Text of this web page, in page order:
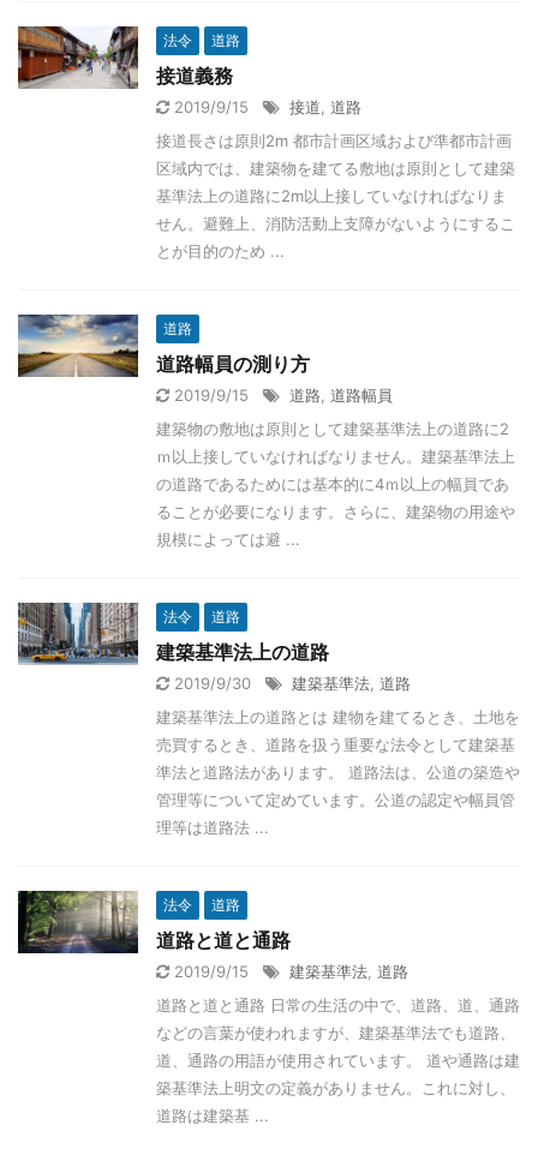
法令 道路
接道義務
2019/9/15 接道 道路
接道長さは原則2m 都市計画区域および準都市計画
区域内では、建築物を建てる敷地は原則として建築
基準法上の道路に2m以上接していなければなりま
せん。避難上、消防活動上支障がないようにするこ
とが目的のため ...
道路
道路幅員の測り方
2019/9/15 道路 道路幅員
建築物の敷地は原則として建築基準法上の道路に2
ｍ以上接していなければなりません。建築基準法上
の道路であるためには基本的に4ｍ以上の幅員であ
ることが必要になります。さらに、建築物の用途や
規模によっては避 ...
法令 道路
建築基準法上の道路
2019/9/30 建築基準法 道路
建築基準法上の道路とは 建物を建てるとき、土地を
売買するとき、道路を扱う重要な法令として建築基
準法と道路法があります。 道路法は、公道の築造や
管理等について定めています。公道の認定や幅員管
理等は道路法 ...
法令 道路
道路と道と通路
2019/9/15 建築基準法 道路
道路と道と通路 日常の生活の中で、道路、道、通路
などの言葉が使われますが、建築基準法でも道路、
道、通路の用語が使用されています。 道や通路は建
築基準法上明文の定義がありません。これに対し、
道路は建築基 ...